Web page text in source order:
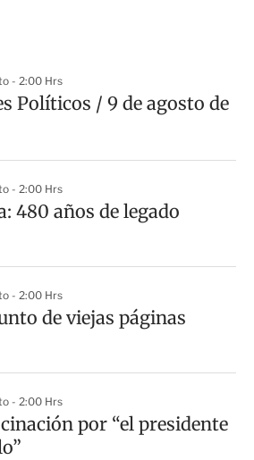
- 2:00 Hrs
Políticos / 9 de agosto de
- 2:00 Hrs
480 años de legado
- 2:00 Hrs
de viejas páginas
- 2:00 Hrs
por “el presidente